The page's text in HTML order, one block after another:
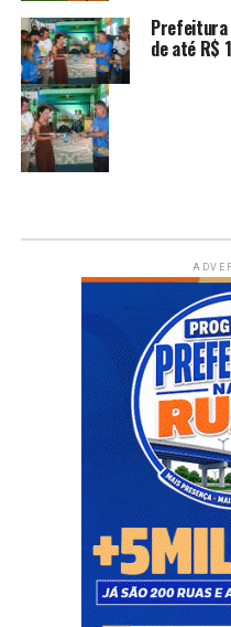
Prefeitura
de até R$